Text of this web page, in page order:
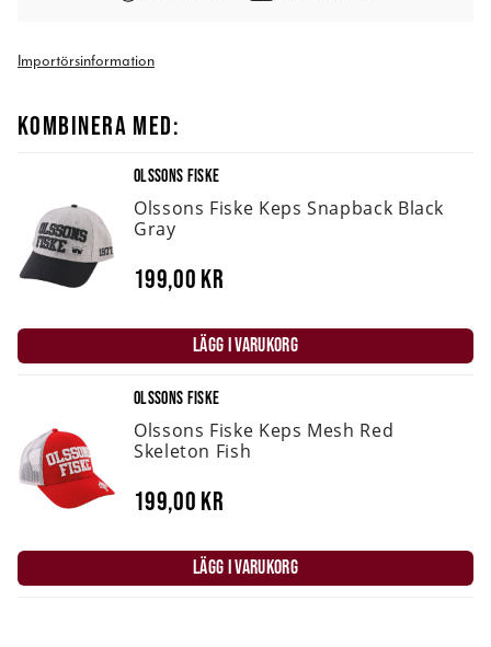
Importörsinformation
KOMBINERA MED:
OLSSONS FISKE
Olssons Fiske Keps Snapback Black
Gray
199,00 kr
LÄGG I VARUKORG
OLSSONS FISKE
Olssons Fiske Keps Mesh Red
Skeleton Fish
199,00 kr
LÄGG I VARUKORG